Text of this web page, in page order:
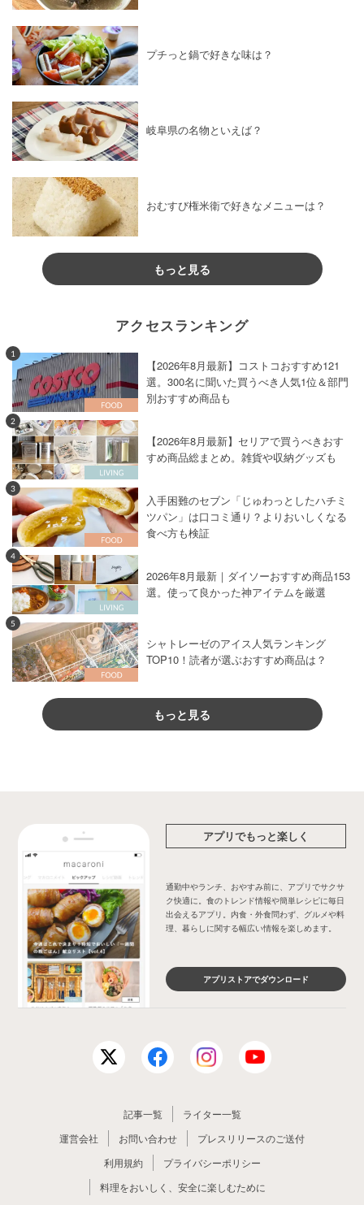
お菓子・スイーツ×きび砂糖
お菓子・スイーツ×グラノーラ
お菓子・スイーツ×抹茶パウダー
お菓子・スイーツ×高野豆腐
お菓子・スイーツ×サワークリーム
お菓子・スイーツ×ご飯 お菓子・スイーツ
お菓子・スイーツ×アメリカ料理
お菓子・スイーツ×バニラアイス
お菓子・スイーツ×ミックスナッツ
お菓子・スイーツ×ホットプレートレシピ
お菓子・スイーツ×ほうれん草
お菓子・スイーツ
白玉粉 お菓子・スイーツ
×粉砂糖
お菓子・スイーツ
×
炭酸水
お菓子・スイーツ×カルダモン お菓子・スイーツ×塩
お菓子・スイーツ×ビスケット
お菓子・スイーツ×ホイップクリーム
お菓子・スイーツ×アーモンドスライス
お菓子・スイーツ×みりん
お菓子・スイーツ×無塩バター
お菓子・スイーツ×タルト お菓子・スイーツ
お菓子・スイーツ×レモンピール
お菓子・スイーツ×クッキー・ビスケット
お菓子・スイーツ×お酒
お菓子・スイーツ×純ココア
お菓子・スイーツ×電子レンジレシピ
お菓子・スイーツ×
お菓子・スイーツ×かぼちゃの種
お菓子・スイーツ
お菓子・スイーツ
お菓子・スイーツ×ワイン
お菓子・スイーツ
お菓子・スイーツ×バニラビーンズ
お菓子・スイーツ×片栗粉 お菓子・スイーツ×ハーブ
お菓子・スイーツ×ミックス粉
お菓子・スイーツ×カルピス
お菓子・スイーツ×練りごま お菓子・スイーツ×きのこ
お菓子・スイーツ×アーモンドパウダー
お菓子・スイーツ×
ブラウニー
×とろけるチーズ
お菓子・スイーツ
×インスタントコーヒー
お菓子・スイーツ×ホットケーキ
お菓子・スイーツ×ホットサンド
プチっと鍋で好きな味は？
岐阜県の名物といえば？
おむすび権米衛で好きなメニューは？
もっと見る
アクセスランキング
1
【2026年8月最新】コストコおすすめ121
選。300名に聞いた買うべき人気1位＆部門
別おすすめ商品も
2
【2026年8月最新】セリアで買うべきおす
すめ商品総まとめ。雑貨や収納グッズも
3
入手困難のセブン「じゅわっとしたハチミ
ツパン」は口コミ通り？よりおいしくなる
食べ方も検証
4
2026年8月最新｜ダイソーおすすめ商品153
選。使って良かった神アイテムを厳選
5
シャトレーゼのアイス人気ランキング
TOP10！読者が選ぶおすすめ商品は？
もっと見る
アプリでもっと楽しく
通勤中やランチ、おやすみ前に、アプリでサクサ
ク快適に。食のトレンド情報や簡単レシピに毎日
出会えるアプリ。内食・外食問わず、グルメや料
理、暮らしに関する幅広い情報を楽しめます。
アプリストアでダウンロード
記事一覧
ライター一覧
運営会社
お問い合わせ
プレスリリースのご送付
利用規約
プライバシーポリシー
料理をおいしく、安全に楽しむために